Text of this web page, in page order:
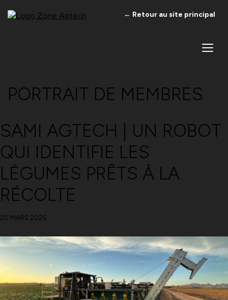
← Retour au site principal
PORTRAIT DE MEMBRES
SAMI AGTECH | UN ROBOT
QUI IDENTIFIE LES
LÉGUMES PRÊTS À LA
RÉCOLTE
20 MARS 2025